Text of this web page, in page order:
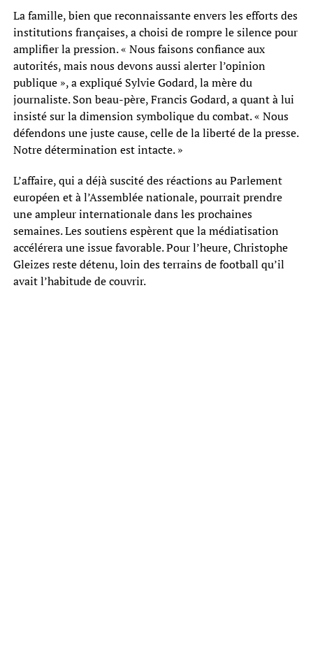
La famille, bien que reconnaissante envers les efforts des
institutions françaises, a choisi de rompre le silence pour
amplifier la pression. « Nous faisons confiance aux
autorités, mais nous devons aussi alerter l’opinion
publique », a expliqué Sylvie Godard, la mère du
journaliste. Son beau-père, Francis Godard, a quant à lui
insisté sur la dimension symbolique du combat. « Nous
défendons une juste cause, celle de la liberté de la presse.
Notre détermination est intacte. »
L’affaire, qui a déjà suscité des réactions au Parlement
européen et à l’Assemblée nationale, pourrait prendre
une ampleur internationale dans les prochaines
semaines. Les soutiens espèrent que la médiatisation
accélérera une issue favorable. Pour l’heure, Christophe
Gleizes reste détenu, loin des terrains de football qu’il
avait l’habitude de couvrir.